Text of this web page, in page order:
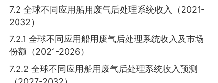
7.2 全球不同应用船用废气后处理系统收入（2021-
2032）
7.2.1 全球不同应用船用废气后处理系统收入及市场
份额（2021-2026）
7.2.2 全球不同应用船用废气后处理系统收入预测